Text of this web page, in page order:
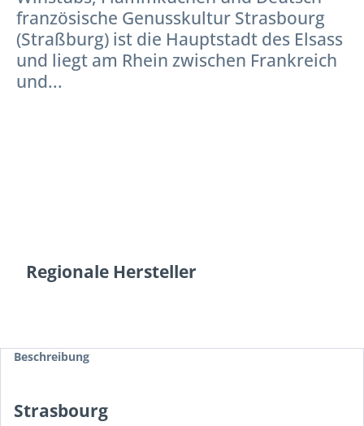
französische Genusskultur Strasbourg
(Straßburg) ist die Hauptstadt des Elsass
und liegt am Rhein zwischen Frankreich
und...
Regionale Hersteller
Beschreibung
Strasbourg